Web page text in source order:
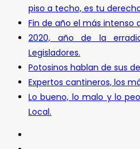
piso a techo, es tu
Fin de año el más intenso
2020, año de la
Legisladores.
Potosinos hablan de sus
Expertos cantineros, los
Lo bueno, lo malo y lo
Local.